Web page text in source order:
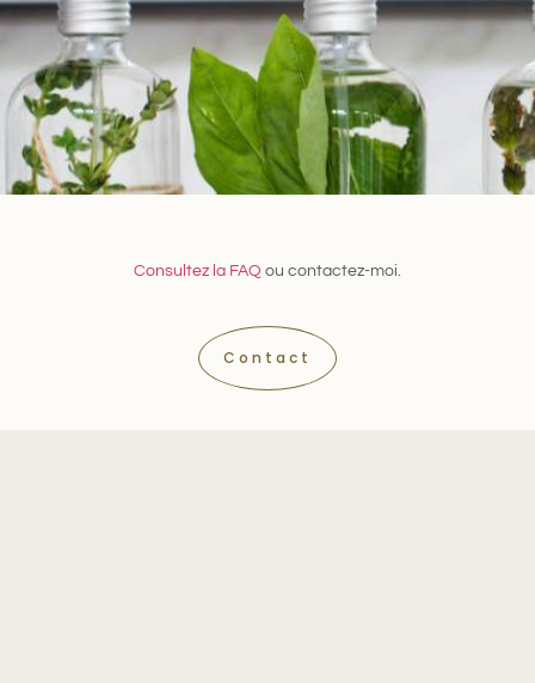
Consultez la FAQ ou contactez-moi.
Contact